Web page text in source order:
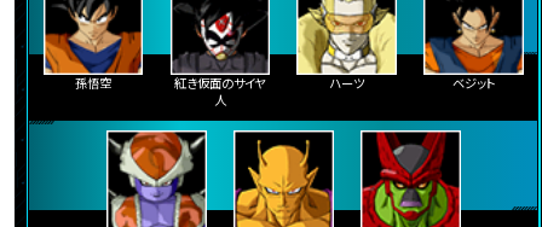
孫悟空
紅き仮面のサイヤ
人
ハーツ ベジット